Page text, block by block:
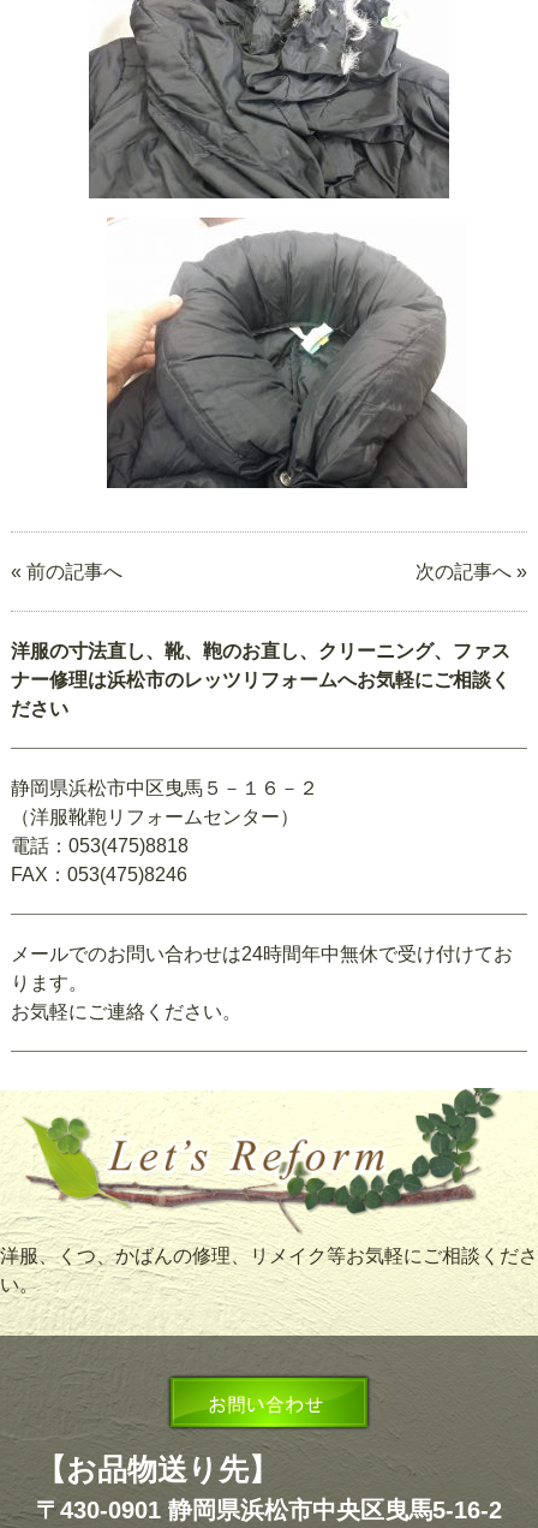
« 前の記事へ 次の記事へ »
洋服の寸法直し、靴、鞄のお直し、クリーニング、ファス
ナー修理は浜松市のレッツリフォームへお気軽にご相談く
ださい
静岡県浜松市中区曳馬５－１６－２
（洋服靴鞄リフォームセンター）
電話：053(475)8818
FAX：053(475)8246
メールでのお問い合わせは24時間年中無休で受け付けてお
ります。
お気軽にご連絡ください。
洋服、くつ、かばんの修理、リメイク等お気軽にご相談くださ
い。
【お品物送り先】
〒430-0901 静岡県浜松市中央区曳馬5-16-2